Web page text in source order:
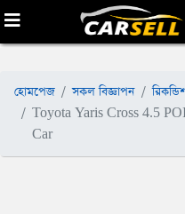
হোমপেজ সকল বিজ্ঞাপন
Toyota Yaris Cross 4.5
Car